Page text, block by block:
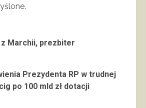
Marchii, prezbiter
Prezydenta RP w trudnej
po 100 mld zł dotacji